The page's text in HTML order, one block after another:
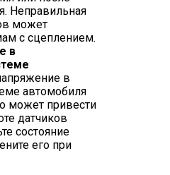
Неправильная
может
с сцеплением.
в
в
автомобиля
может привести
датчиков
состояние
его при